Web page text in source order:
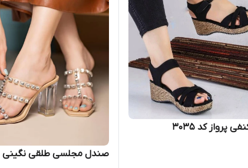
پرواز کد ۳۰۳۵
صندل مجلسی طلقی نگینی